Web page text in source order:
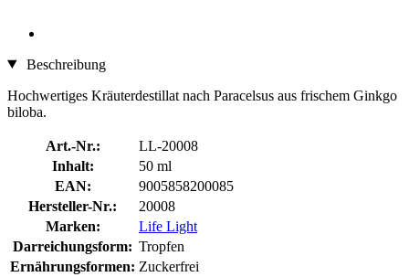
Beschreibung
Hochwertiges Kräuterdestillat nach Paracelsus aus frischem Ginkgo
biloba.
Art.-Nr.:
LL-20008
Inhalt:
50 ml
EAN:
9005858200085
Hersteller-Nr.:
20008
Marken:
Life Light
Darreichungsform: Tropfen
Ernährungsformen: Zuckerfrei